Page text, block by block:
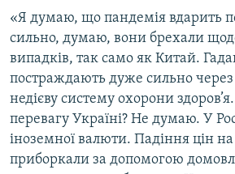
«Я думаю, що пандемія вдарить
сильно, думаю, вони брехали
випадків, так само як Китай.
постраждають дуже сильно через
недієву систему охорони
перевагу Україні? Не думаю. У
іноземної валюти. Падіння цін
приборкали за допомогою